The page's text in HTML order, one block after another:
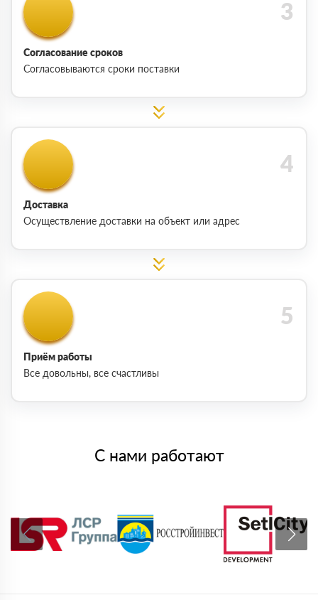
Согласование сроков
Согласовываются сроки поставки
Доставка
Осуществление доставки на объект или адрес
Приём работы
Все довольны, все счастливы
С нами работают